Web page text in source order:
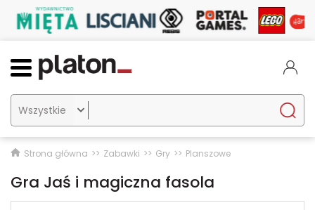

Strona główna Zabawki Gry Planszowe
Gra Jaś i magiczna fasola